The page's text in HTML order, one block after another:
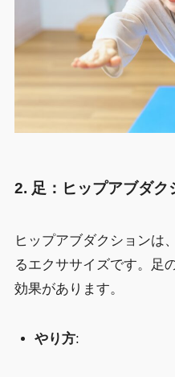
2. 足：ヒップアブダク
ヒップアブダクションは
るエクササイズです。足
効果があります。
やり方: